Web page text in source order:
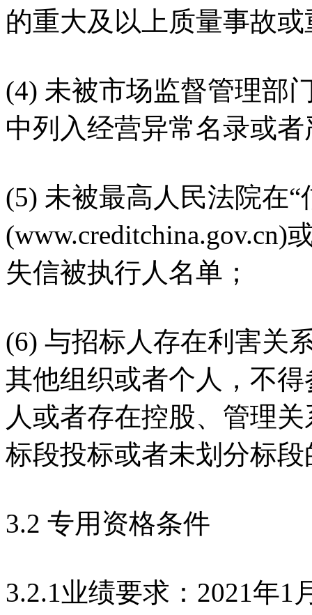
的重大及以上质量事故
(4) 未被市场监督管理部
中列入经营异常名录或
(5) 未被最高人民法院在“
失信被执行人名单；
(6) 与招标人存在利害关
其他组织或者个人，不
人或者存在控股、管理
标段投标或者未划分标
3.2 专用资格条件
3.2.1业绩要求：2021年1